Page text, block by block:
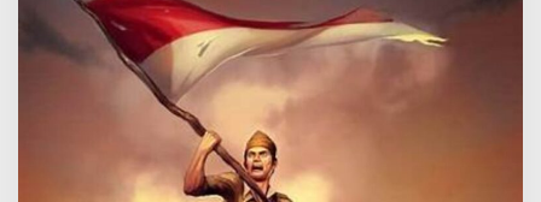
s
o
l
M
i
n